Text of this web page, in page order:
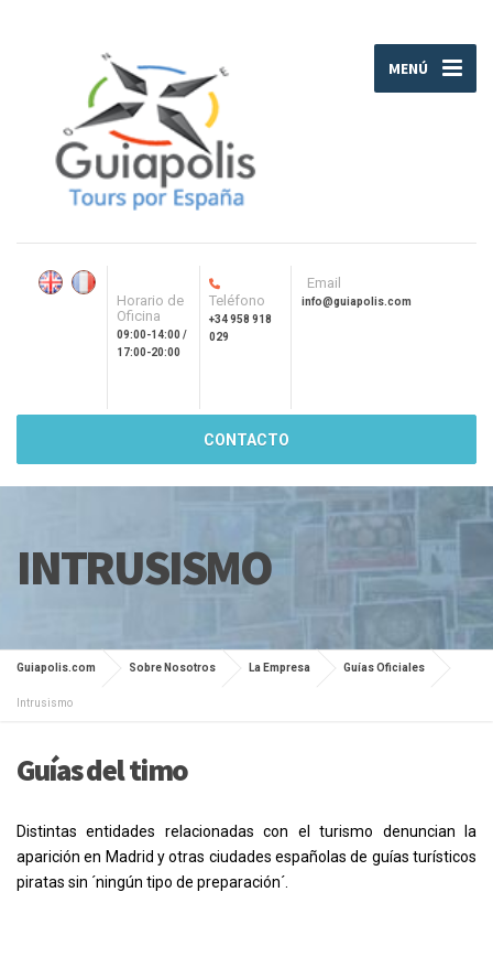
MENÚ
Horario de
Oficina
09:00-14:00 /
17:00-20:00
Teléfono
+34 958 918
029
Email
info@guiapolis.com
CONTACTO
INTRUSISMO
Guiapolis.com Sobre Nosotros La Empresa Guías Oficiales
Intrusismo
Guías del timo
Distintas entidades relacionadas con el turismo denuncian la
aparición en Madrid y otras ciudades españolas de guías turísticos
piratas sin ´ningún tipo de preparación´.